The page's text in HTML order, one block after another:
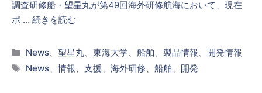
調査研修船・望星丸が第49回海外研修航海において、現在
ポ … 続きを読む
カ
テ
News、 望星丸、 東海大学、 船舶、 製品情報、 開発情報
タ
News、情報、 支援、 海外研修、 船舶、 開発